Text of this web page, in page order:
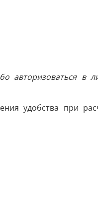
авторизоваться в
удобства при